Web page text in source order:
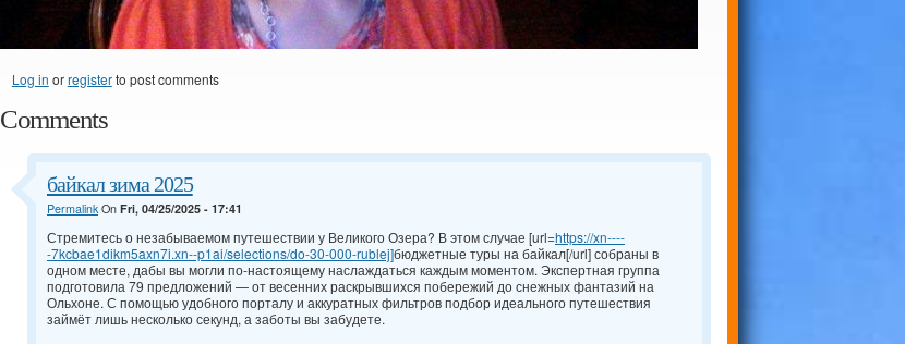
Log in orregisterto post comments
Comments
байкал зима 2025
PermalinkOn Fri, 04/25/2025 - 17:41
Стремитесь о незабываемом путешествии у Великого Озера? В этом случае [url=https://xn----
-7kcbae1dikm5axn7i.xn--p1ai/selections/do-30-000-rublej]бюджетные туры на байкал[/url] собраны в
одном месте, дабы вы могли по-настоящему наслаждаться каждым моментом. Экспертная группа
подготовила 79 предложений — от весенних раскрывшихся побережий до снежных фантазий на
Ольхоне. С помощью удобного порталу и аккуратных фильтров подбор идеального путешествия
займёт лишь несколько секунд, а заботы вы забудете.